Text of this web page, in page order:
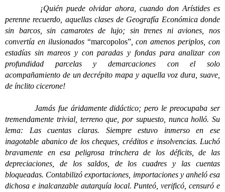
¡Quién puede olvidar ahora, cuando don Arístides es
perenne recuerdo, aquellas clases de Geografía Económica donde
sin barcos, sin camarotes de lujo; sin trenes ni aviones, nos
convertía en ilusionados “marcopolos”, con amenos periplos, con
estadías sin mareos y con paradas y fondas para analizar con
profundidad parcelas y demarcaciones con el solo
acompañamiento de un decrépito mapa y aquella voz dura, suave,
de ínclito cicerone!
Jamás fue áridamente didáctico; pero le preocupaba ser
tremendamente trivial, terreno que, por supuesto, nunca holló. Su
lema: Las cuentas claras. Siempre estuvo inmerso en ese
inagotable abanico de los cheques, créditos e insolvencias. Luchó
bravamente en esa peligrosa trinchera de los déficits, de las
depreciaciones, de los saldos, de los cuadres y las cuentas
bloqueadas. Contabilizó exportaciones, importaciones y anheló esa
dichosa e inalcanzable autarquía local. Punteó, verificó, censuró e